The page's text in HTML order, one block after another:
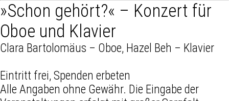
»Schon gehört?« – Konzert für
Oboe und Klavier
Clara Bartolomäus – Oboe, Hazel Beh – Klavier
Eintritt frei, Spenden erbeten
Alle Angaben ohne Gewähr. Die Eingabe der